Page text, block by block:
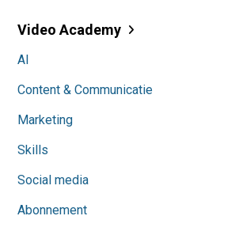
Video Academy
AI
Content & Communicatie
Marketing
Skills
Social media
Abonnement